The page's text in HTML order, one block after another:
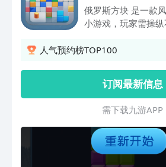
俄罗斯方块 是一款
小游戏，玩家需操
的平面区域，以消除
人气预约榜TOP100
订阅最新信息
需 下 载 九 游 A P P